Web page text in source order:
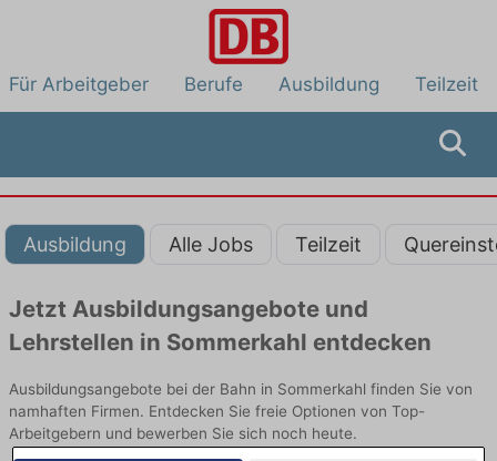
Für Arbeitgeber Berufe Ausbildung Teilzeit
Ausbildung Alle Jobs Teilzeit
Jetzt Ausbildungsangebote und
Lehrstellen in Sommerkahl entdecken
Ausbildungsangebote bei der Bahn in Sommerkahl finden Sie von
namhaften Firmen. Entdecken Sie freie Optionen von Top-
Arbeitgebern und bewerben Sie sich noch heute.